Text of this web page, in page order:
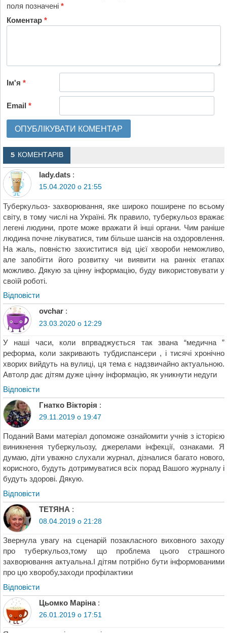
поля позначені*
Коментар*
Ім'я*
Email*
5 КОМЕНТАРІВ
lady.dats :
15.04.2020 о 21:55
Туберкульоз- захворювання, яке широко поширене по всьому
світу, в тому числі на Україні. Як правило, туберкульоз вражає
легені людини, проте може вражати й інші органи. Чим раніше
людина почне лікуватися, тим більше шансів на оздоровлення.
На жаль, повністю захиститися від цієї хвороби неможливо,
але запобігти його розвитку чи виявити на ранніх етапах
можливо. Дякую за цінну інформацію, буду використовувати у
своїй роботі.
Відповіcти
ovchar :
23.03.2020 о 12:29
У наші часи, коли впрваджується так звана “медична ”
реформа, коли закривають тубдиспансери , і тисячі хронічно
хворих вийдуть на вулиці, ця тема є надзвичайно актуальною.
Автолр дає дітям дуже цінну інформацію, як уникнути недуги
Відповіcти
Гнатко Вікторія :
29.11.2019 о 19:47
Поданий Вами матеріал допоможе ознайомити учнів з історією
виникнення туберкульозу, джерелами інфекції, ознаками. Я
думаю, діти уважно слухали журнал, дізналися багато нового,
корисного, будуть дотримуватися всіх порад Вашого журналу і
будуть здорові. Дякую.
Відповіcти
ТЕТЯНА :
08.04.2019 о 21:28
Звернула увагу на сценарій позакласного виховного заходу
про туберкульоз,тому що проблема цього страшного
захворювання актуальна.І дітям потрібно бути інформованими
про цю хворобу,заходи профілактики
Відповіcти
Цьомко Маріна :
26.01.2019 о 17:51